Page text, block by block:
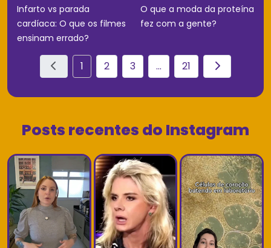
Infarto vs parada
cardíaca: O que os filmes
ensinam errado?
O que a moda da proteína
fez com a gente?
1 2 3 ... 21
Posts recentes do Instagram